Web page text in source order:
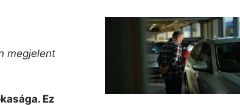
megjelent
Ez